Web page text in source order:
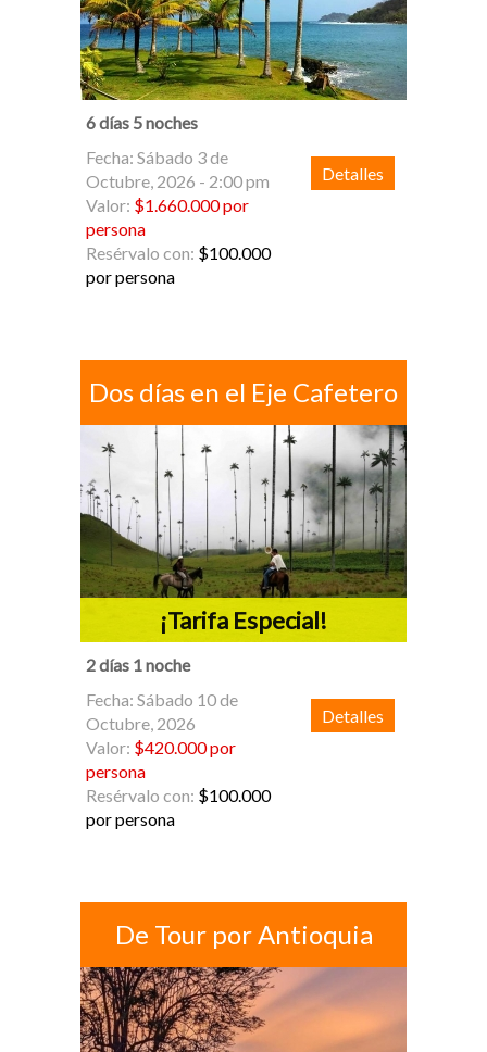
6 días 5 noches
Fecha: Sábado 3 de
Octubre, 2026 - 2:00 pm
Valor: $1.660.000 por
persona
Resérvalo con: $100.000
por persona
Detalles
Dos dí­as en el Eje Cafetero
¡Tarifa Especial!
2 días 1 noche
Fecha: Sábado 10 de
Octubre, 2026
Valor: $420.000 por
persona
Resérvalo con: $100.000
por persona
Detalles
De Tour por Antioquia